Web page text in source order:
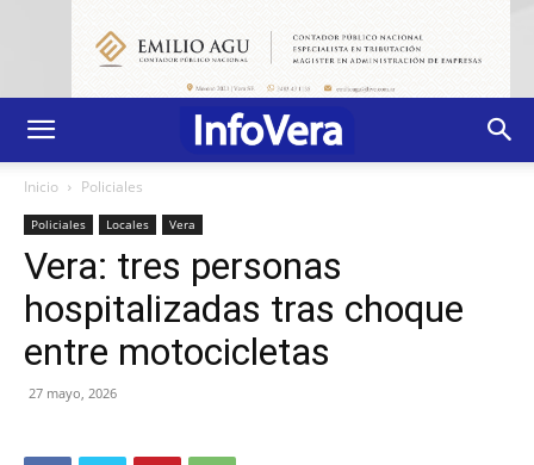
Inicio Policiales
Policiales Locales Vera
Vera: tres personas
hospitalizadas tras choque
entre motocicletas
27 mayo, 2026